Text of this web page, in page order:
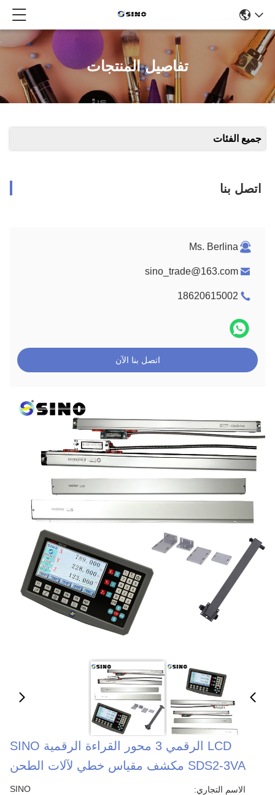
تفاصيل المنتجات
جميع الفئات
اتصل بنا
Ms. Berlina
sino_trade@163.com
18620615002
اتصل بنا الآن
LCD الرقمي 3 محور القراءة الرقمية SINO
SDS2-3VA مكشف مقياس خطي لآلات الطحن
الاسم التجاري: SINO